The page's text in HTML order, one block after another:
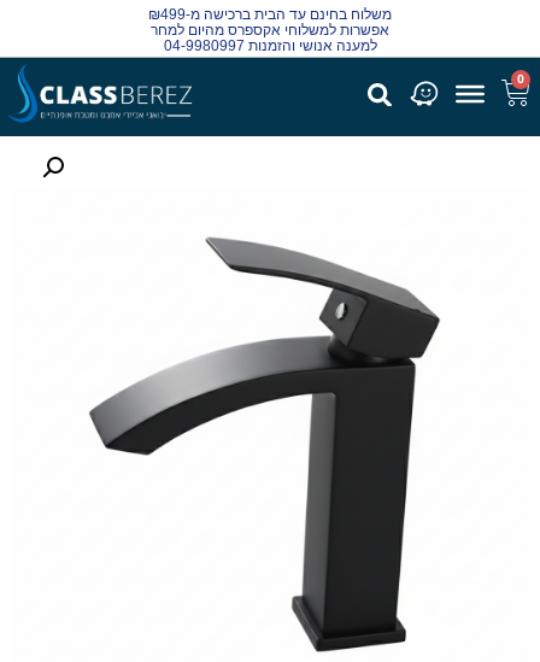
משלוח בחינם עד הבית ברכישה מ-₪499
אפשרות למשלוחי אקספרס מהיום למחר
למענה אנושי והזמנות 04-9980997
0